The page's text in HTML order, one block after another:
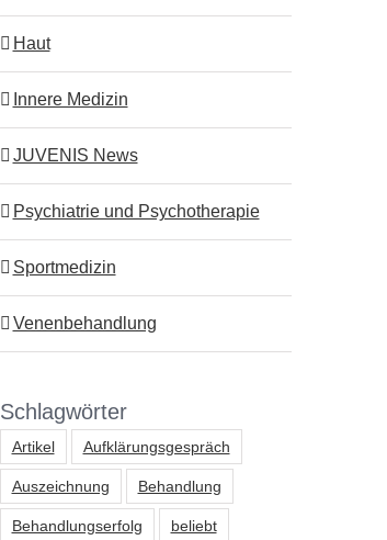
Haut
Innere Medizin
JUVENIS News
Psychiatrie und Psychotherapie
Sportmedizin
Venenbehandlung
Schlagwörter
Artikel Aufklärungsgespräch
Auszeichnung Behandlung
Behandlungserfolg beliebt